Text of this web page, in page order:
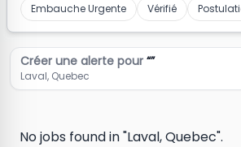
Embauche Urgente Vérifié
Créer une alerte pour “”
Laval, Quebec
No jobs found in "Laval, Quebec".